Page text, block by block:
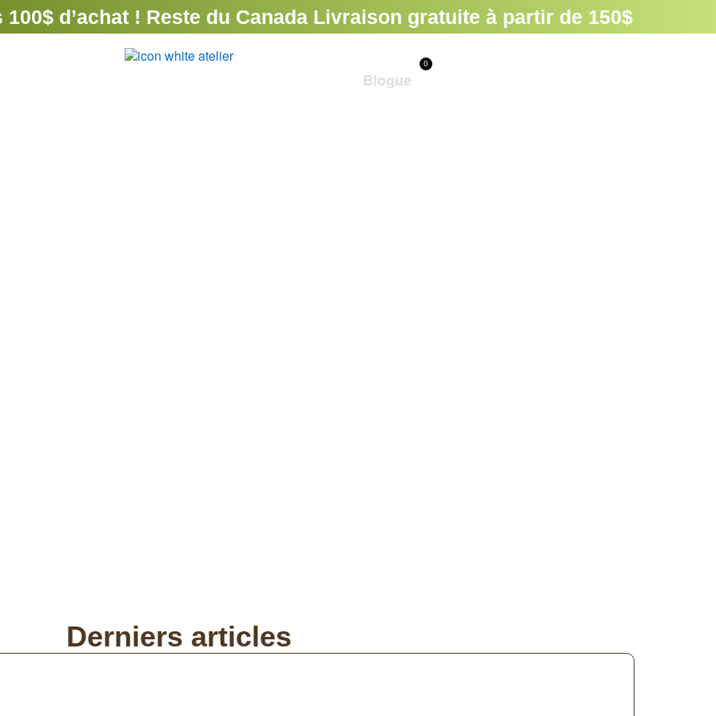
d’achat ! Reste du Canada Livraison gratuite à partir de 150$
Blogue
0
Panier
Derniers articles